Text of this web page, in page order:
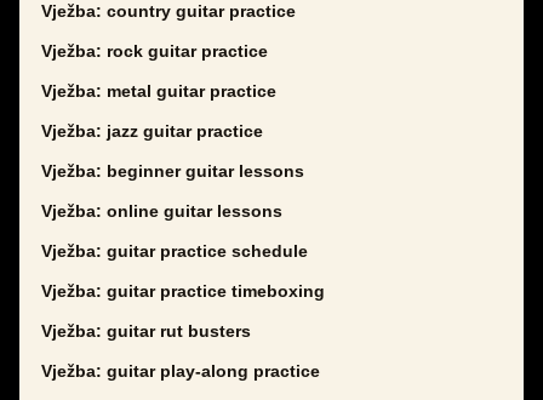
Vježba: country guitar practice
Vježba: rock guitar practice
Vježba: metal guitar practice
Vježba: jazz guitar practice
Vježba: beginner guitar lessons
Vježba: online guitar lessons
Vježba: guitar practice schedule
Vježba: guitar practice timeboxing
Vježba: guitar rut busters
Vježba: guitar play-along practice